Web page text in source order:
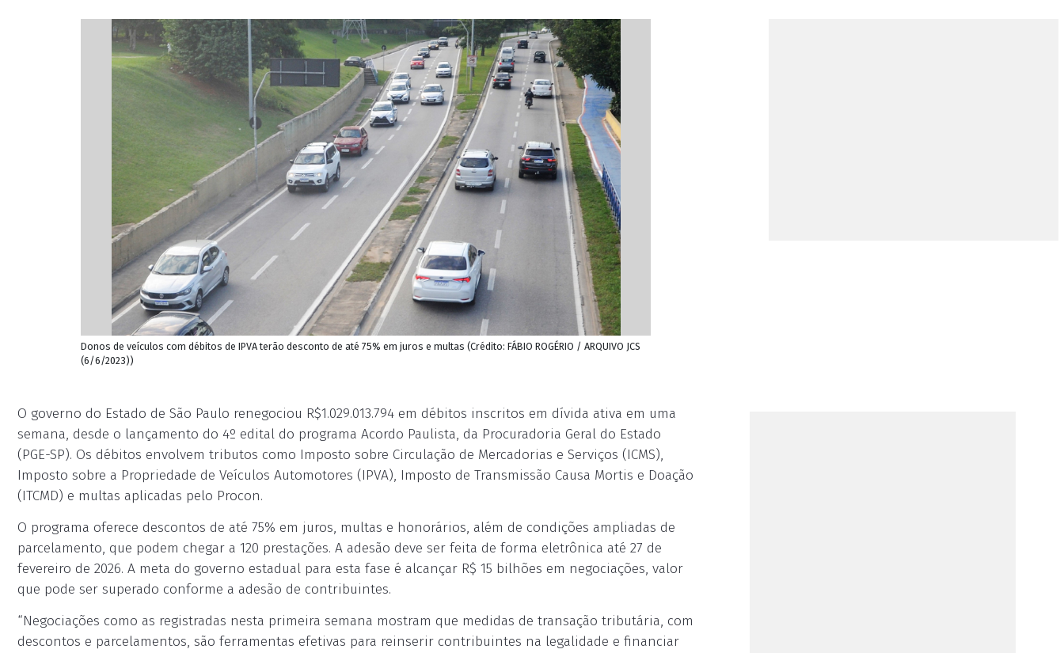
Donos de veículos com débitos de IPVA terão desconto de até 75% em juros e multas (Crédito: FÁBIO ROGÉRIO / ARQUIVO JCS
(6/6/2023))
O governo do Estado de São Paulo renegociou R$1.029.013.794 em débitos inscritos em dívida ativa em uma
semana, desde o lançamento do 4º edital do programa Acordo Paulista, da Procuradoria Geral do Estado
(PGE-SP). Os débitos envolvem tributos como Imposto sobre Circulação de Mercadorias e Serviços (ICMS),
Imposto sobre a Propriedade de Veículos Automotores (IPVA), Imposto de Transmissão Causa Mortis e Doação
(ITCMD) e multas aplicadas pelo Procon.
O programa oferece descontos de até 75% em juros, multas e honorários, além de condições ampliadas de
parcelamento, que podem chegar a 120 prestações. A adesão deve ser feita de forma eletrônica até 27 de
fevereiro de 2026. A meta do governo estadual para esta fase é alcançar R$ 15 bilhões em negociações, valor
que pode ser superado conforme a adesão de contribuintes.
“Negociações como as registradas nesta primeira semana mostram que medidas de transação tributária, com
descontos e parcelamentos, são ferramentas efetivas para reinserir contribuintes na legalidade e financiar